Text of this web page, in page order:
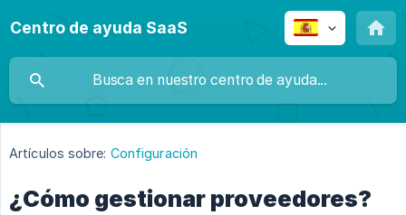
Centro de ayuda SaaS
Artículos sobre: Configuración
¿Cómo gestionar proveedores?